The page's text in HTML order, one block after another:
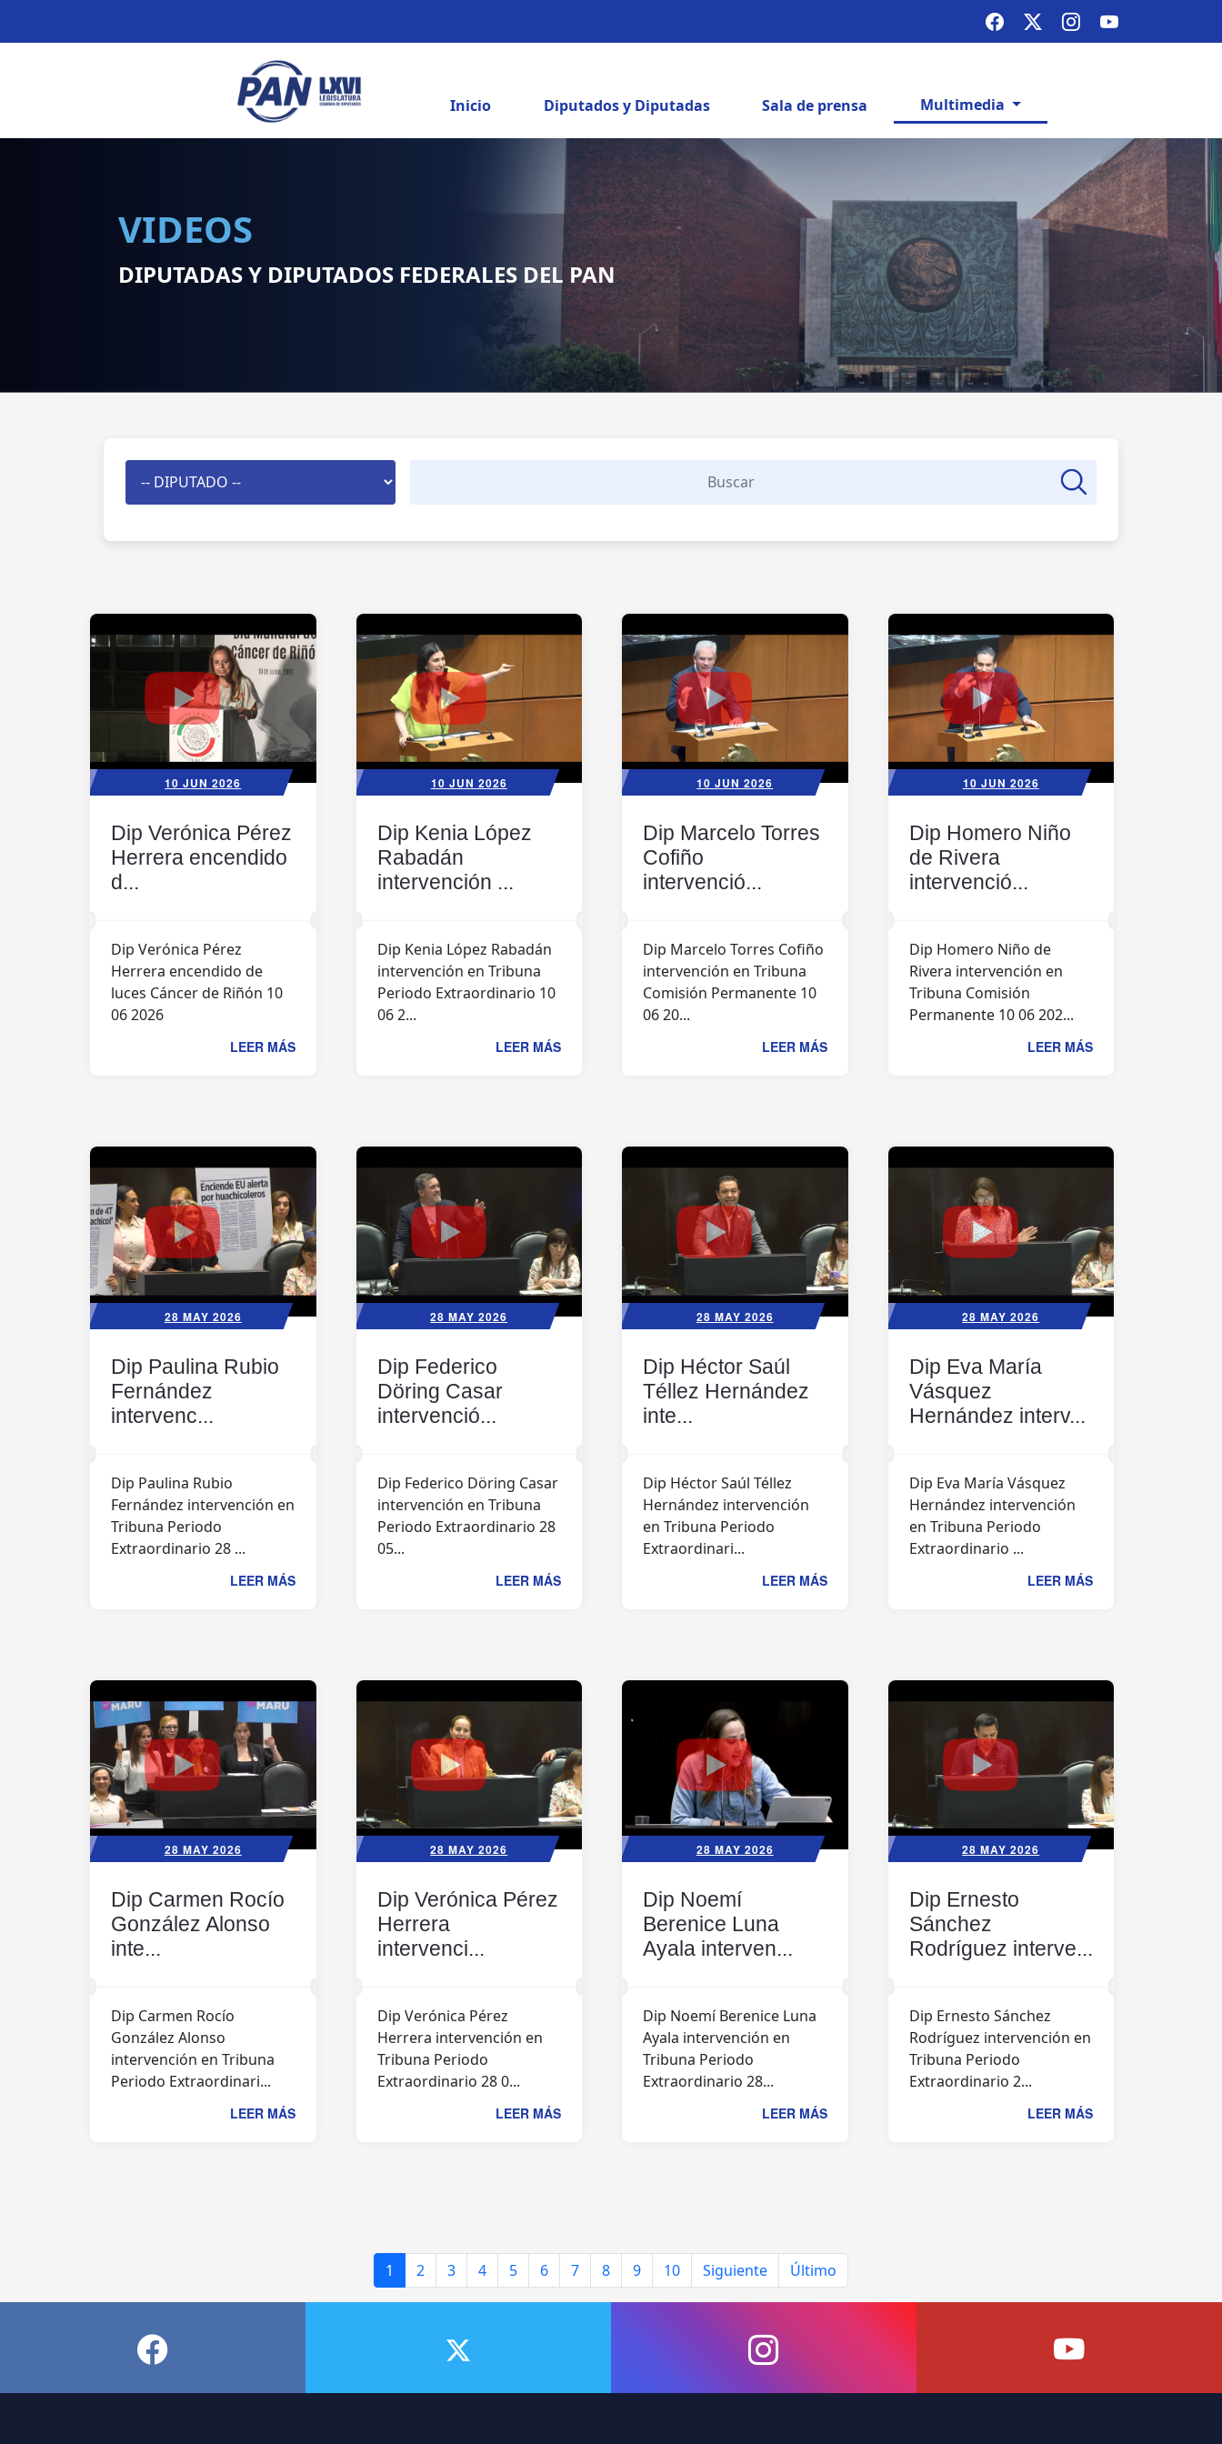
Inicio Diputados y Diputadas Sala de prensa Multimedia
VIDEOS
DIPUTADAS Y DIPUTADOS FEDERALES DEL PAN
10 JUN 2026
Dip Verónica Pérez
Herrera encendido
d...
Dip Verónica Pérez
Herrera encendido de
luces Cáncer de Riñón 10
06 2026
LEER MÁS
10 JUN 2026
Dip Kenia López
Rabadán
intervención ...
Dip Kenia López Rabadán
intervención en Tribuna
Periodo Extraordinario 10
06 2...
LEER MÁS
10 JUN 2026
Dip Marcelo Torres
Cofiño
intervenció...
Dip Marcelo Torres Cofiño
intervención en Tribuna
Comisión Permanente 10
06 20...
LEER MÁS
10 JUN 2026
Dip Homero Niño
de Rivera
intervenció...
Dip Homero Niño de
Rivera intervención en
Tribuna Comisión
Permanente 10 06 202...
LEER MÁS
28 MAY 2026
Dip Paulina Rubio
Fernández
intervenc...
Dip Paulina Rubio
Fernández intervención en
Tribuna Periodo
Extraordinario 28 ...
LEER MÁS
28 MAY 2026
Dip Federico
Döring Casar
intervenció...
Dip Federico Döring Casar
intervención en Tribuna
Periodo Extraordinario 28
05...
LEER MÁS
28 MAY 2026
Dip Héctor Saúl
Téllez Hernández
inte...
Dip Héctor Saúl Téllez
Hernández intervención
en Tribuna Periodo
Extraordinari...
LEER MÁS
28 MAY 2026
Dip Eva María
Vásquez
Hernández interv...
Dip Eva María Vásquez
Hernández intervención
en Tribuna Periodo
Extraordinario ...
LEER MÁS
28 MAY 2026
Dip Carmen Rocío
González Alonso
inte...
Dip Carmen Rocío
González Alonso
intervención en Tribuna
Periodo Extraordinari...
LEER MÁS
28 MAY 2026
Dip Verónica Pérez
Herrera
intervenci...
Dip Verónica Pérez
Herrera intervención en
Tribuna Periodo
Extraordinario 28 0...
LEER MÁS
28 MAY 2026
Dip Noemí
Berenice Luna
Ayala interven...
Dip Noemí Berenice Luna
Ayala intervención en
Tribuna Periodo
Extraordinario 28...
LEER MÁS
28 MAY 2026
Dip Ernesto
Sánchez
Rodríguez interve...
Dip Ernesto Sánchez
Rodríguez intervención en
Tribuna Periodo
Extraordinario 2...
LEER MÁS
1 2 3 4 5 6 7 8 9 10 Siguiente Último